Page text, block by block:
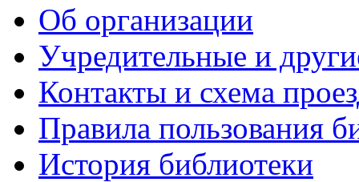
Об организации
Учредительные и
Контакты и схема
Правила пользования
История библиотеки